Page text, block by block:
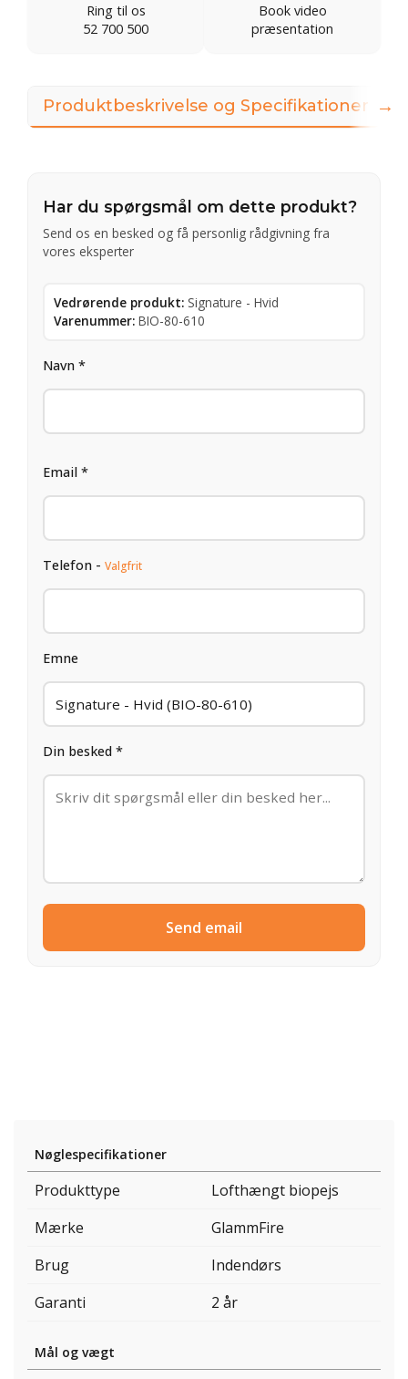
Ring til os
52 700 500
Book video
præsentation
Produktbeskrivelse og Specifikationer
Har du spørgsmål om dette produkt?
Send os en besked og få personlig rådgivning fra
vores eksperter
Vedrørende produkt: Signature - Hvid
Varenummer: BIO-80-610
Navn *
Email *
Telefon - Valgfrit
Emne
Din besked *
Send email
Nøglespecifikationer
Produkttype
Lofthængt biopejs
Mærke
GlammFire
Brug
Indendørs
Garanti
2 år
Mål og vægt
→